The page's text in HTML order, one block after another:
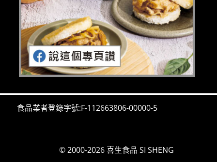
食品業者登錄字號:F-112663806-00000-5
© 2000-2026 喜生食品 SI SHENG